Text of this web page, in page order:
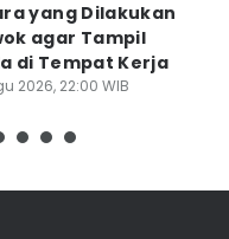
yang Dilakukan
agar Tampil
di Tempat Kerja
2026, 22:00 WIB